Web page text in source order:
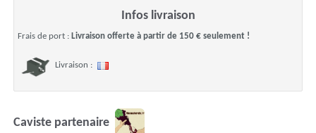
Infos livraison
Frais de port : Livraison offerte à partir de 150 € seulement !
Livraison :
Caviste partenaire